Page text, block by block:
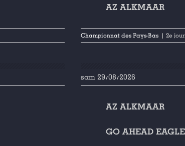
AZ ALKMAAR
Championnat des Pays-Bas | 2e
sam 29/08/2026
AZ ALKMAAR
GO AHEAD